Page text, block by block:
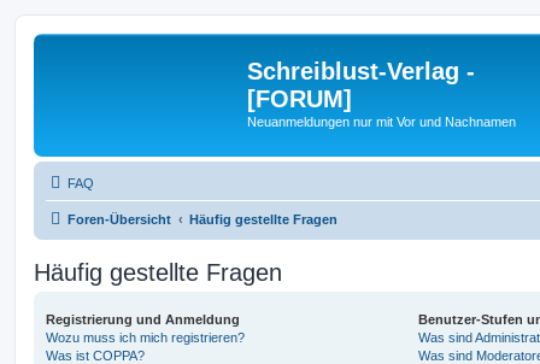
Schreiblust-Verlag -
[FORUM]
Neuanmeldungen nur mit Vor und Nachnamen
FAQ
Foren-Übersicht Häufig gestellte Fragen
Häufig gestellte Fragen
Registrierung und Anmeldung
Wozu muss ich mich registrieren?
Was ist COPPA?
Benutzer-Stufen
Was sind
Was sind